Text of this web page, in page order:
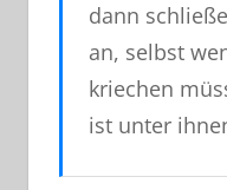
dann
an, selbst
kriechen
ist unter